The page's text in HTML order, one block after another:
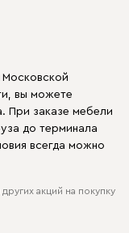
вы можете
При заказе мебели
до терминала
всегда можно
акций на покупку